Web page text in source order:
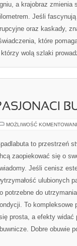
a krajobraz zmienia
Jeśli
oraz kaskady,
które
wolą szlaki
MOŻLIWOŚĆ
to przestrzeń
zaopiekować się o
Jeśli cenisz
ulubionych
potrzebne do
To kompleksowe
prosta, a efekty
Dobre obuwie